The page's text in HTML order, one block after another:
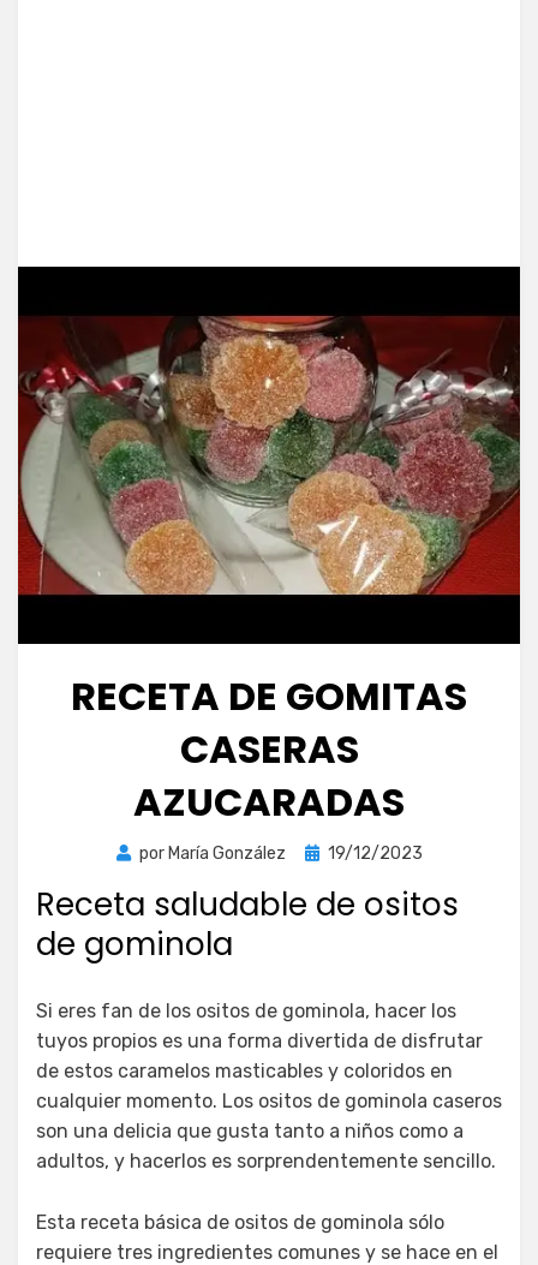
RECETA DE GOMITAS
CASERAS
AZUCARADAS
por María González
Publicada
19/12/2023
Receta saludable de ositos
de gominola
Si eres fan de los ositos de gominola, hacer los
tuyos propios es una forma divertida de disfrutar
de estos caramelos masticables y coloridos en
cualquier momento. Los ositos de gominola caseros
son una delicia que gusta tanto a niños como a
adultos, y hacerlos es sorprendentemente sencillo.
Esta receta básica de ositos de gominola sólo
requiere tres ingredientes comunes y se hace en el